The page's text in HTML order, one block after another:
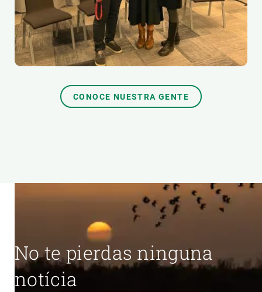
CONOCE NUESTRA GENTE
No te pierdas ninguna
notícia